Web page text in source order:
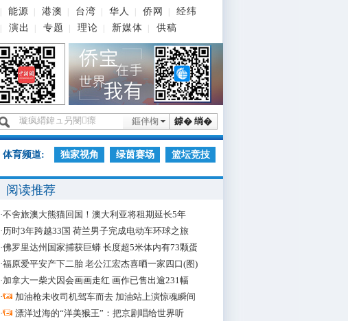
能源 港澳 台湾 华人 侨网
经纬
演出 专题 理论 新媒体 供稿
鎼� 绱�
鏂伴椈
体育频道: 独家视角 绿茵赛场 篮坛竞技
阅读推荐
·不舍旅澳大熊猫回国！澳大利亚将租期延长5年
·历时3年跨越33国 荷兰男子完成电动车环球之旅
·佛罗里达州国家捕获巨蟒 长度超5米体内有73颗蛋
·福原爱平安产下二胎 老公江宏杰喜晒一家四口(图)
·加拿大一柴犬因会画画走红 画作已售出逾231幅
·
加油枪未收司机驾车而去 加油站上演惊魂瞬间
·
漂洋过海的“洋美猴王”：把京剧唱给世界听